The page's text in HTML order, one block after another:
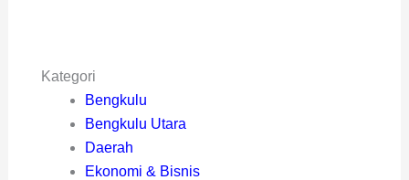
Kategori
Bengkulu
Bengkulu Utara
Daerah
Ekonomi & Bisnis